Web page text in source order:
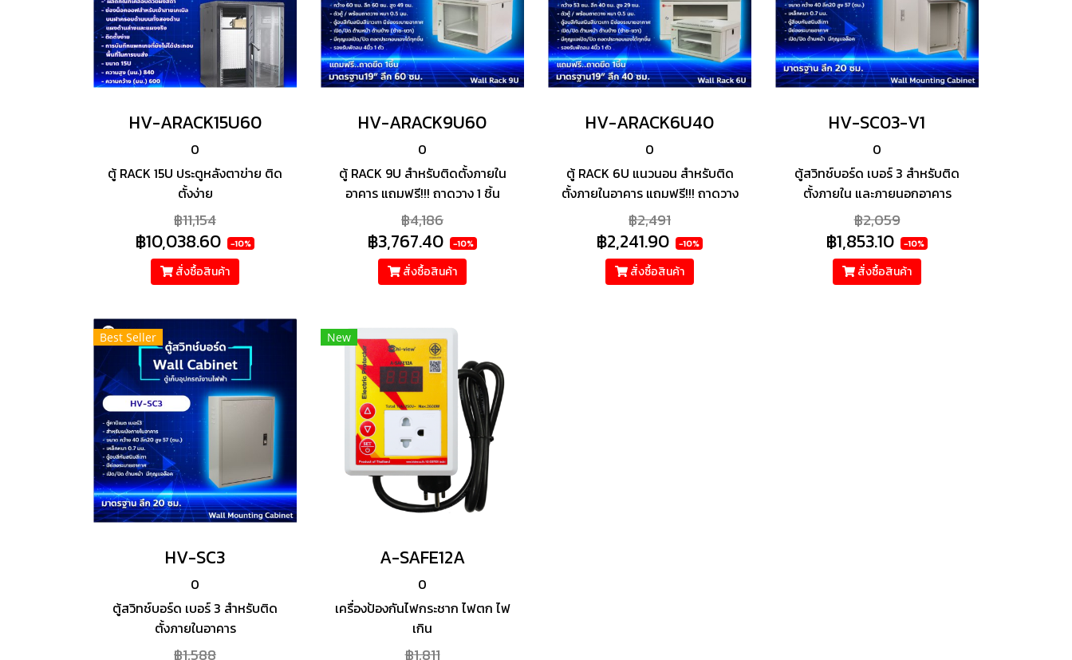
HV-ARACK15U60
0
ตู้ RACK 15U ประตูหลังตาข่าย ติด
ตั้งง่าย
฿11,154
฿10,038.60 -10%
สั่งซื้อสินค้า
HV-ARACK9U60
0
ตู้ RACK 9U สำหรับติดตั้งภายใน
อาคาร แถมฟรี!!! ถาดวาง 1 ชิ้น
฿4,186
฿3,767.40 -10%
สั่งซื้อสินค้า
HV-ARACK6U40
0
ตู้ RACK 6U แนวนอน สำหรับติด
ตั้งภายในอาคาร แถมฟรี!!! ถาดวาง
1 ชิ้น
฿2,491
฿2,241.90 -10%
สั่งซื้อสินค้า
HV-SC03-V1
0
ตู้สวิทช์บอร์ด เบอร์ 3 สำหรับติด
ตั้งภายใน และภายนอกอาคาร
฿2,059
฿1,853.10 -10%
สั่งซื้อสินค้า
Best Seller
HV-SC3
0
ตู้สวิทช์บอร์ด เบอร์ 3 สำหรับติด
ตั้งภายในอาคาร
฿1,588
New
A-SAFE12A
0
เครื่องป้องกันไฟกระชาก ไฟตก ไฟ
เกิน
฿1,811